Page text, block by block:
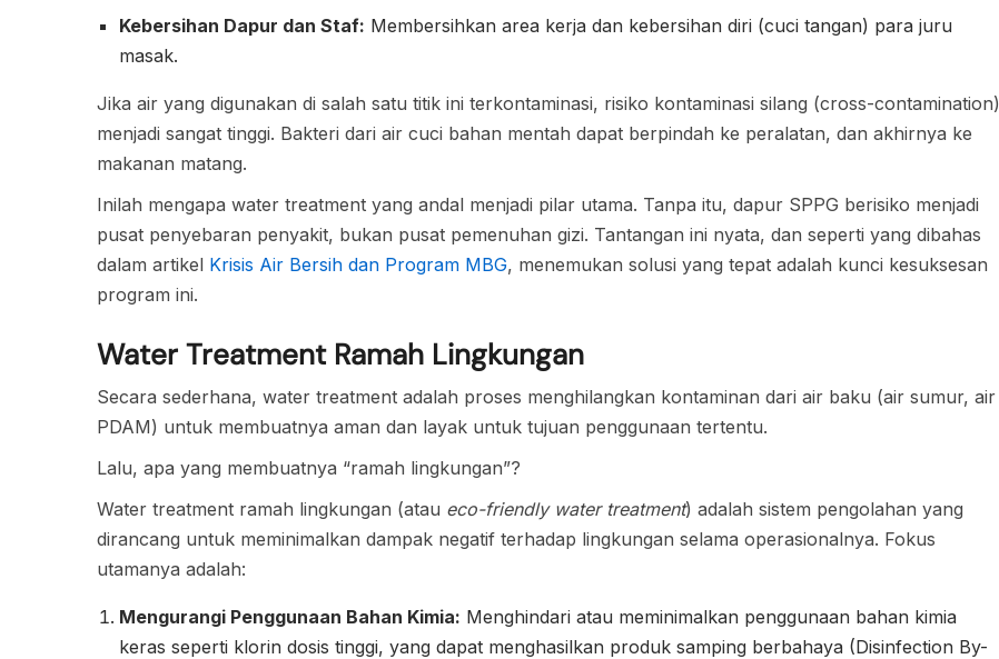
Kebersihan Dapur dan Staf: Membersihkan area kerja dan kebersihan diri (cuci tangan) para juru
masak.
Jika air yang digunakan di salah satu titik ini terkontaminasi, risiko kontaminasi silang (cross-contamination)
menjadi sangat tinggi. Bakteri dari air cuci bahan mentah dapat berpindah ke peralatan, dan akhirnya ke
makanan matang.
Inilah mengapa water treatment yang andal menjadi pilar utama. Tanpa itu, dapur SPPG berisiko menjadi
pusat penyebaran penyakit, bukan pusat pemenuhan gizi. Tantangan ini nyata, dan seperti yang dibahas
dalam artikel Krisis Air Bersih dan Program MBG, menemukan solusi yang tepat adalah kunci kesuksesan
program ini.
Water Treatment Ramah Lingkungan
Secara sederhana, water treatment adalah proses menghilangkan kontaminan dari air baku (air sumur, air
PDAM) untuk membuatnya aman dan layak untuk tujuan penggunaan tertentu.
Lalu, apa yang membuatnya “ramah lingkungan”?
Water treatment ramah lingkungan (atau eco-friendly water treatment) adalah sistem pengolahan yang
dirancang untuk meminimalkan dampak negatif terhadap lingkungan selama operasionalnya. Fokus
utamanya adalah:
Mengurangi Penggunaan Bahan Kimia: Menghindari atau meminimalkan penggunaan bahan kimia
keras seperti klorin dosis tinggi, yang dapat menghasilkan produk samping berbahaya (Disinfection By-